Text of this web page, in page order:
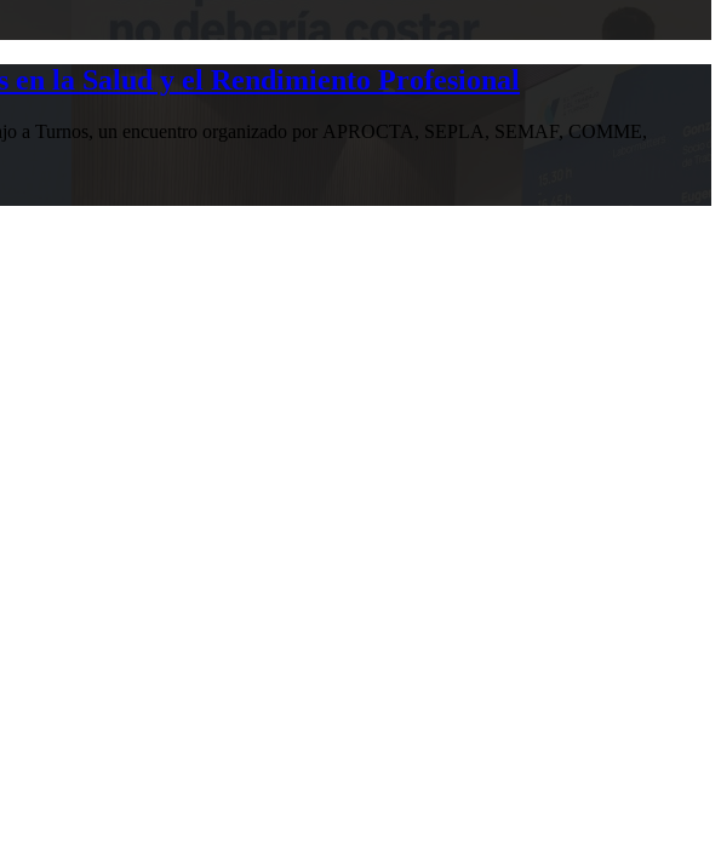
la Salud y el Rendimiento Profesional
a Turnos, un encuentro organizado por APROCTA, SEPLA, SEMAF, COMME,